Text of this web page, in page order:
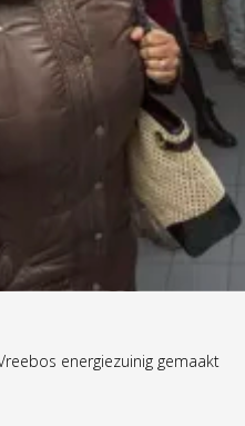
energiezuinig gemaakt